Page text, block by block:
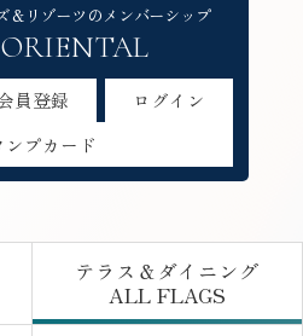
＆リゾーツのメンバーシップ
員登録
ログイン
ンプカード
テラス＆ダイニング
ALL FLAGS
はこちら